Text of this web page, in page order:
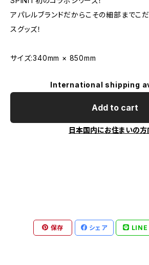
アパレルブランドだからこその細部までこ
スグッズ！
サイズ:340mm × 850mm
International shipping
Add to cart
日本国内にお住まいの方
保存 シェア LINE